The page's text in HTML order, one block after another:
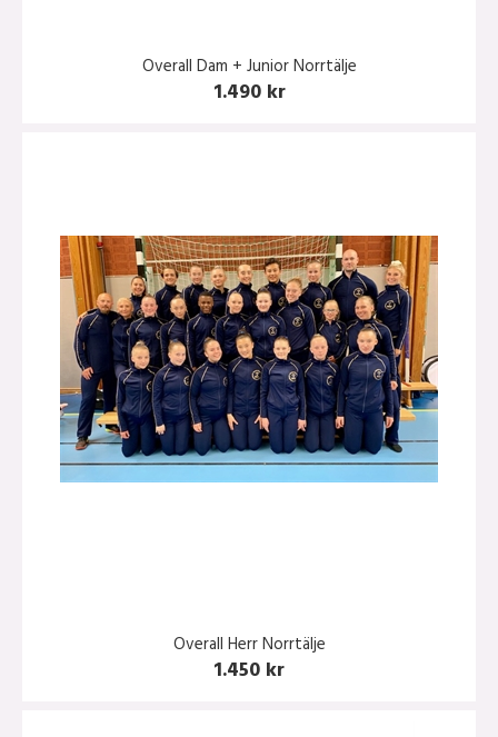
Overall Dam + Junior Norrtälje
1.490 kr
Overall Herr Norrtälje
1.450 kr